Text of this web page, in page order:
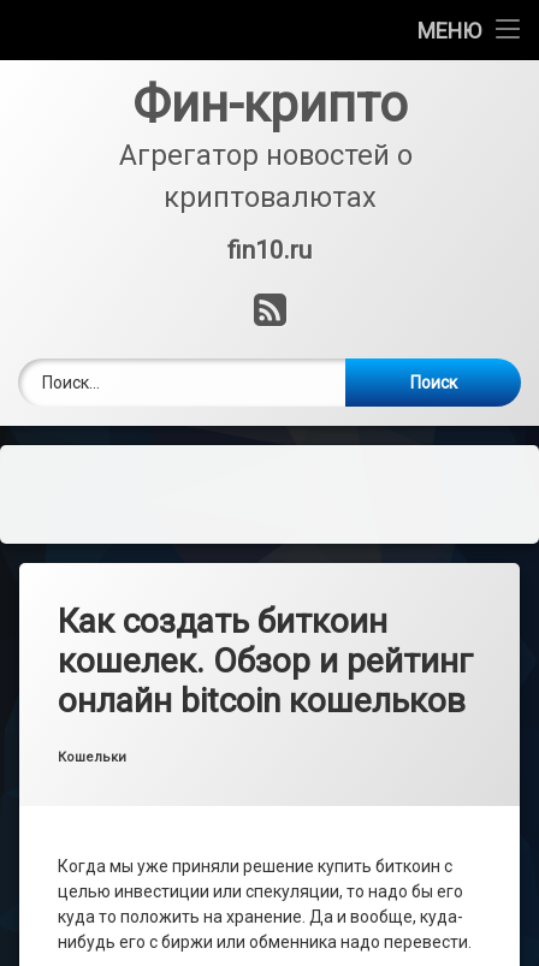
МЕНЮ
Криптовалюты
Фин-крипто
Агрегатор новостей о
криптовалютах
fin10.ru
RSS
Как создать биткоин
кошелек. Обзор и рейтинг
онлайн bitcoin кошельков
Опубликовано
от
Рубрики:
Кошельки
Когда мы уже приняли решение купить биткоин с
целью инвестиции или спекуляции, то надо бы его
куда то положить на хранение. Да и вообще, куда-
нибудь его с биржи или обменника надо перевести.